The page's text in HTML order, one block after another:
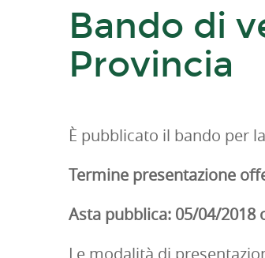
Bando di
Provincia
È pubblicato il bando per
Termine presentazione
Asta pubblica: 05/04/2018